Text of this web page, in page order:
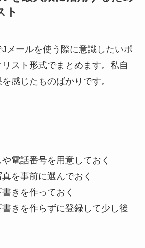
ト
メールを使う際に意識したいポ
スト形式でまとめます。私自
感じたものばかりです。
や電話番号を用意しておく
を事前に選んでおく
きを作っておく
きを作らずに登録して少し後